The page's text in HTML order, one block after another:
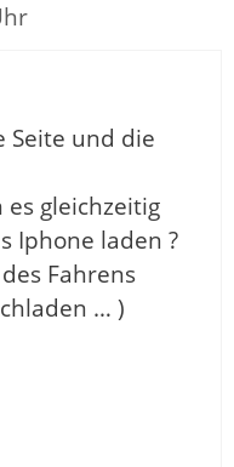
Seite und die
es gleichzeitig
Iphone laden ?
Fahrens
… )